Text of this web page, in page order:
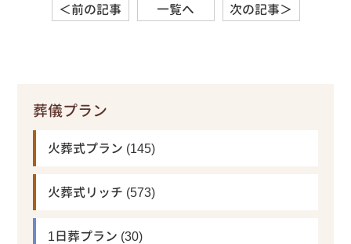
＜前の記事 一覧へ 次の記事＞
葬儀プラン
火葬式プラン (145)
火葬式リッチ (573)
1日葬プラン (30)